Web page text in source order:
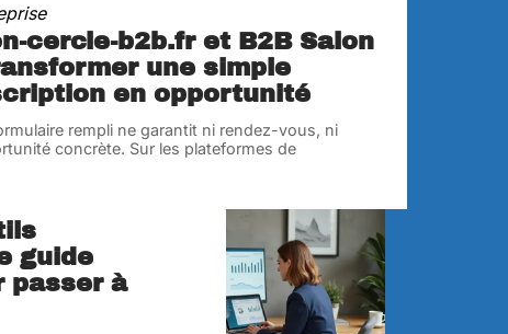
cercle-b2b.fr et B2B Salon
une simple
en opportunité
rempli ne garantit ni rendez-vous, ni
concrète. Sur les plateformes de
guide
passer à